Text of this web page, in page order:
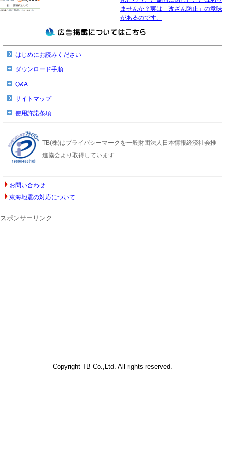
ませんか？実は「改ざん防止」の意味
があるのです。
はじめにお読みください
ダウンロード手順
Q&A
サイトマップ
使用許諾条項
TB(株)はプライバシーマークを一般財団法人日本情報経済社会推
進協会より取得しています
お問い合わせ
東海地震の対応について
スポンサーリンク
Copyright TB Co.,Ltd. All rights reserved.